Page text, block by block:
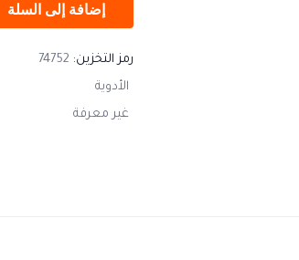
إضافة إلى السلة
رمز التخزين: 74752
الأدوية
غير معرفة